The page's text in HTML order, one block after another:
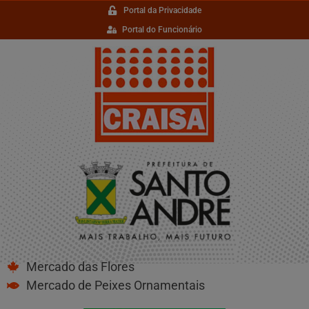
Portal da Privacidade
Portal do Funcionário
Mercado das Flores
Mercado de Peixes Ornamentais